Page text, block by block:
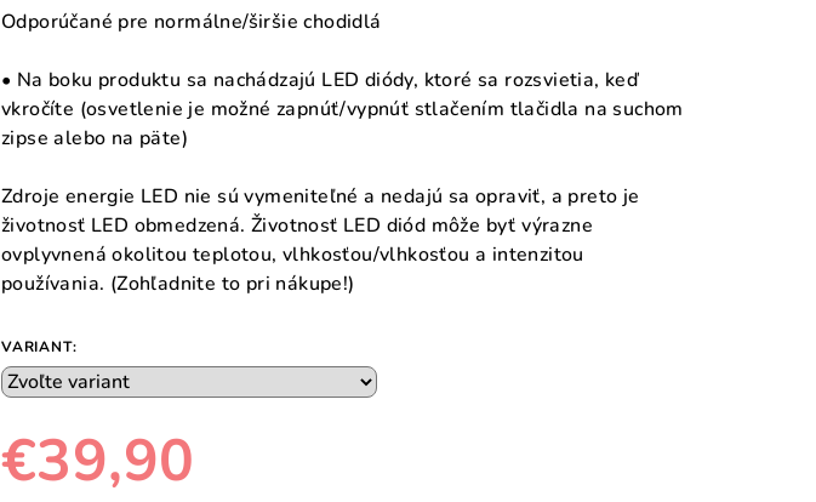
Odporúčané pre normálne/širšie chodidlá
• Na boku produktu sa nachádzajú LED diódy, ktoré sa rozsvietia, keď
vkročíte (osvetlenie je možné zapnúť/vypnúť stlačením tlačidla na suchom
zipse alebo na päte)
Zdroje energie LED nie sú vymeniteľné a nedajú sa opraviť, a preto je
životnosť LED obmedzená. Životnosť LED diód môže byť výrazne
ovplyvnená okolitou teplotou, vlhkosťou/vlhkosťou a intenzitou
používania. (Zohľadnite to pri nákupe!)
VARIANT:
€39,90